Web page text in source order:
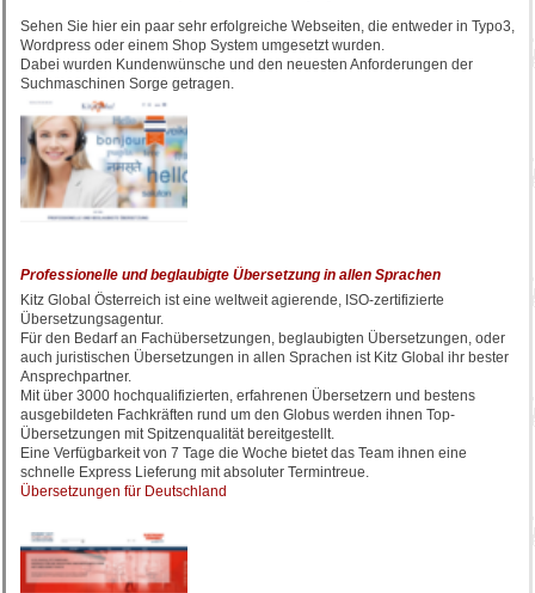
Sehen Sie hier ein paar sehr erfolgreiche Webseiten, die entweder in Typo3,
Wordpress oder einem Shop System umgesetzt wurden.
Dabei wurden Kundenwünsche und den neuesten Anforderungen der
Suchmaschinen Sorge getragen.
Professionelle und beglaubigte Übersetzung in allen Sprachen
Kitz Global Österreich ist eine weltweit agierende, ISO-zertifizierte
Übersetzungsagentur.
Für den Bedarf an Fachübersetzungen, beglaubigten Übersetzungen, oder
auch juristischen Übersetzungen in allen Sprachen ist Kitz Global ihr bester
Ansprechpartner.
Mit über 3000 hochqualifizierten, erfahrenen Übersetzern und bestens
ausgebildeten Fachkräften rund um den Globus werden ihnen Top-
Übersetzungen mit Spitzenqualität bereitgestellt.
Eine Verfügbarkeit von 7 Tage die Woche bietet das Team ihnen eine
schnelle Express Lieferung mit absoluter Termintreue.
Übersetzungen für Deutschland